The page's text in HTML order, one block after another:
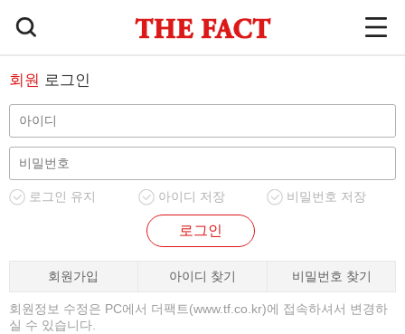
회원 로그인
로그인 유지 아이디 저장 비밀번호 저장
로그인
회원가입 아이디 찾기 비밀번호 찾기
회원정보 수정은 PC에서 더팩트(www.tf.co.kr)에 접속하셔서 변경하
실 수 있습니다.